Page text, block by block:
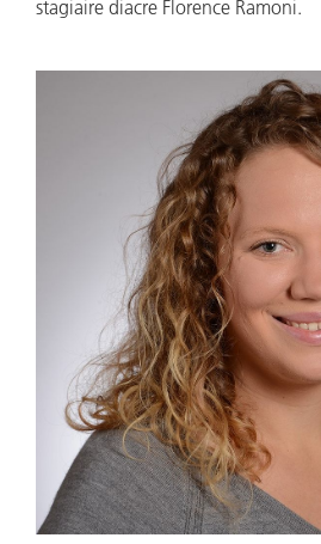
stagiaire diacre Florence Ramoni.